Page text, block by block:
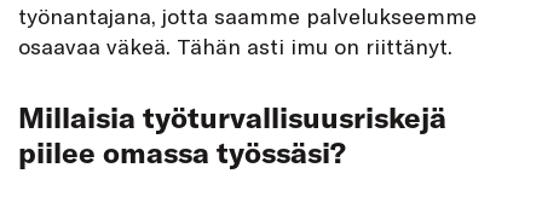
työnantajana, jotta saamme palvelukseemme
osaavaa väkeä. Tähän asti imu on riittänyt.
Millaisia työturvallisuusriskejä
piilee omassa työssäsi?